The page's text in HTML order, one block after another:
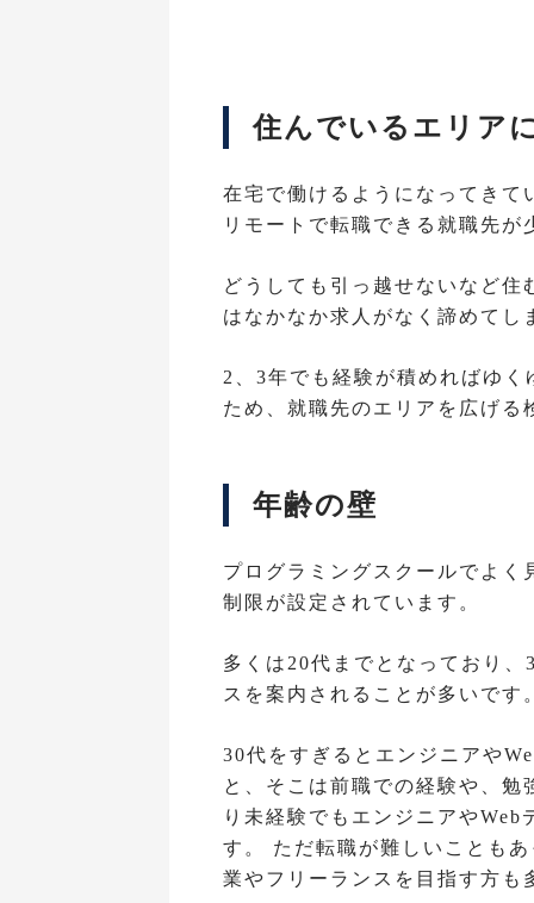
住んでいるエリア
在宅で働けるようになってきて
リモートで転職できる就職先が
どうしても引っ越せないなど
はなかなか求人がなく諦めてし
2、3年でも経験が積めればゆ
ため、就職先のエリアを広げ
年齢の壁
プログラミングスクールでよ
制限が設定されています。
多くは20代までとなっており
スを案内されることが多いです
30代をすぎるとエンジニアや
と、そこは前職での経験や、
り未経験でもエンジニアや
す。 ただ転職が難しいことも
業やフリーランスを目指す方も